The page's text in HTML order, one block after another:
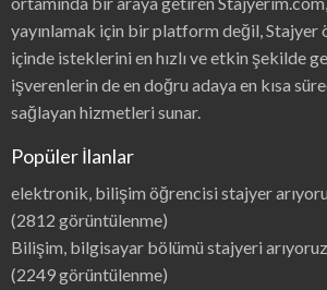
yayınlamak için bir platform değil,
içinde isteklerini en hızlı ve etkin şekilde
işverenlerin de en doğru adaya en kısa
sağlayan hizmetleri sunar.
Popüler İlanlar
elektronik, bilişim öğrencisi stajyer
(2812 görüntülenme)
Bilişim, bilgisayar bölümü stajyeri arıyoruz
(2249 görüntülenme)